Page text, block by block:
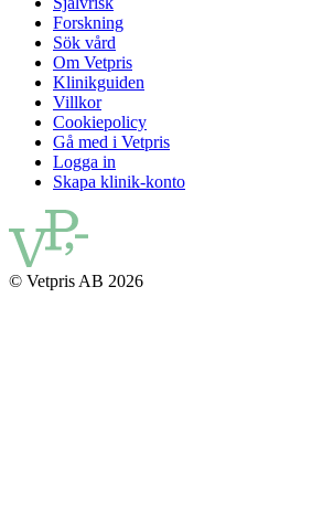
Forskning
Sök vård
Om Vetpris
Klinikguiden
Villkor
Cookiepolicy
Gå med i Vetpris
Logga in
Skapa klinik-konto
© Vetpris AB 2026